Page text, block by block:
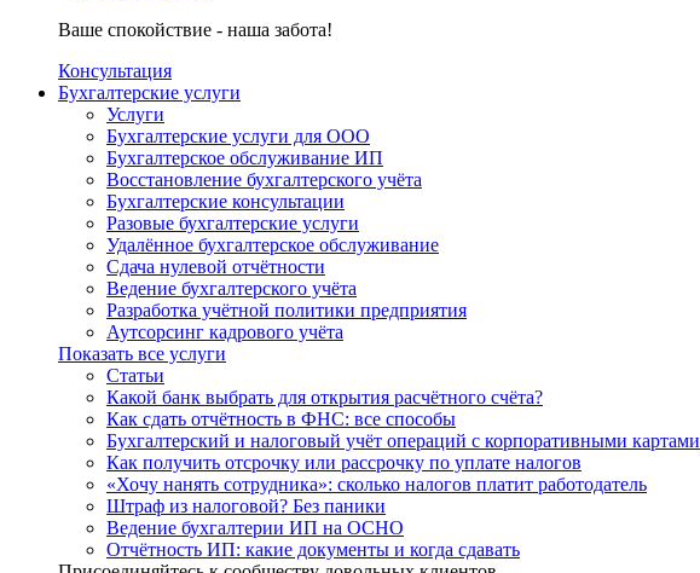
Ваше спокойствие - наша забота!
Консультация
Бухгалтерские услуги
Услуги
Бухгалтерские услуги для ООО
Бухгалтерское обслуживание ИП
Восстановление бухгалтерского учёта
Бухгалтерские консультации
Разовые бухгалтерские услуги
Удалённое бухгалтерское обслуживание
Сдача нулевой отчётности
Ведение бухгалтерского учёта
Разработка учётной политики предприятия
Аутсорсинг кадрового учёта
Показать все услуги
Статьи
Какой банк выбрать для открытия расчётного счёта?
Как сдать отчётность в ФНС: все способы
Бухгалтерский и налоговый учёт операций с корпоративными картами
Как получить отсрочку или рассрочку по уплате налогов
«Хочу нанять сотрудника»: сколько налогов платит работодатель
Штраф из налоговой? Без паники
Ведение бухгалтерии ИП на ОСНО
Отчётность ИП: какие документы и когда сдавать